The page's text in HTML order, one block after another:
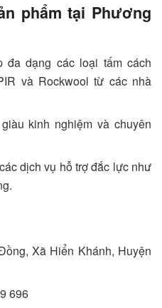
phẩm tại Phương
đa dạng các loại tấm cách
và Rockwool từ các nhà
kinh nghiệm và chuyên
dịch vụ hỗ trợ đắc lực như
Xã Hiển Khánh, Huyện
696